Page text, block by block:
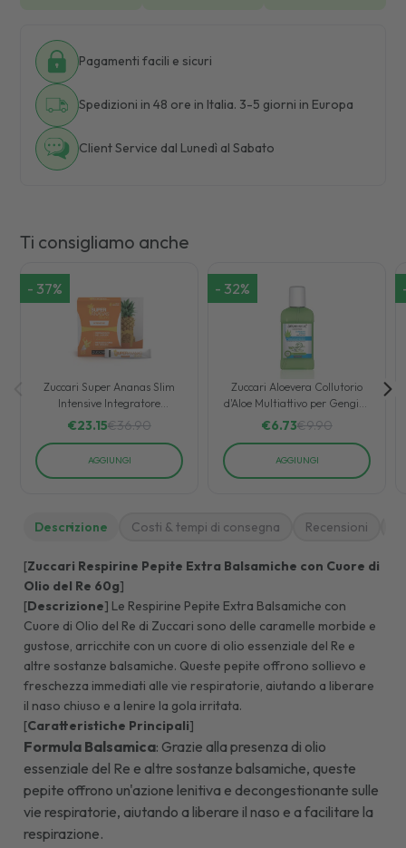
Pagamenti facili e sicuri
Spedizioni in 48 ore in Italia. 3-5 giorni in Europa
Client Service dal Lunedì al Sabato
Ti consigliamo anche
- 37%
Zuccari Super Ananas Slim
Intensive Integratore
Drenante 25 Bustine
€23.15€36.90
AGGIUNGI
- 32%
Zuccari Aloevera Collutorio
d'Aloe Multiattivo per Gengive
Sensibili 250 ml
€6.73€9.90
AGGIUNGI
Descrizione Costi & tempi di consegna Recensioni
[Zuccari Respirine Pepite Extra Balsamiche con Cuore di
Olio del Re 60g]
[Descrizione] Le Respirine Pepite Extra Balsamiche con
Cuore di Olio del Re di Zuccari sono delle caramelle morbide e
gustose, arricchite con un cuore di olio essenziale del Re e
altre sostanze balsamiche. Queste pepite offrono sollievo e
freschezza immediati alle vie respiratorie, aiutando a liberare
il naso chiuso e a lenire la gola irritata.
[Caratteristiche Principali]
Formula Balsamica: Grazie alla presenza di olio
essenziale del Re e altre sostanze balsamiche, queste
pepite offrono un'azione lenitiva e decongestionante sulle
vie respiratorie, aiutando a liberare il naso e a facilitare la
respirazione.